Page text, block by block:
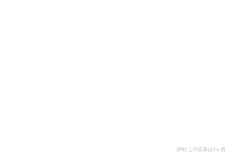
[PR] この広告は3ヶ